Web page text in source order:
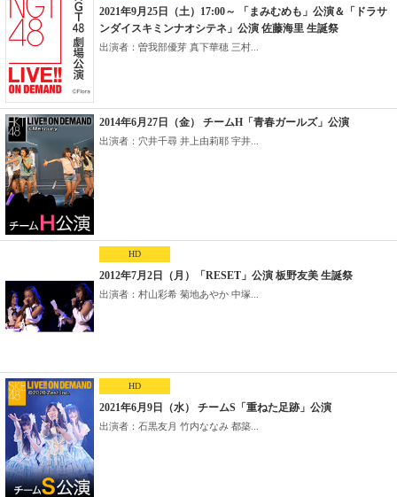
2021年9月25日（土）17:00～ 「まみむめも」公演＆「ドラサ
ンダイスキミンナオシテネ」公演 佐藤海里 生誕祭
出演者：曽我部優芽 真下華穂 三村...
2014年6月27日（金） チームH「青春ガールズ」公演
出演者：穴井千尋 井上由莉耶 宇井...
HD
2012年7月2日（月）「RESET」公演 板野友美 生誕祭
出演者：村山彩希 菊地あやか 中塚...
HD
2021年6月9日（水） チームS「重ねた足跡」公演
出演者：石黒友月 竹内ななみ 都築...